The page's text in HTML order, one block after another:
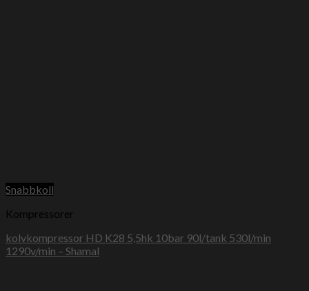
Snabbkoll
Kompressorer
kolvkompressor HD K28 5,5hk 10bar 90l/tank 530l/min
1290v/min – Shamal